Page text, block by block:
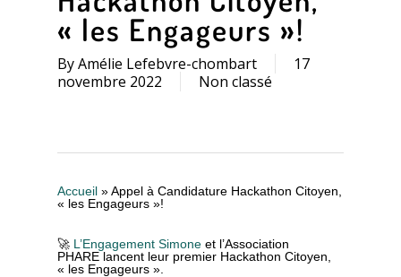
« les Engageurs »!
ByAmélie Lefebvre-chombart
17
novembre 2022
Non classé
Accueil »Appel à Candidature Hackathon Citoyen,
« les Engageurs »!
🚀 L’Engagement Simone et l’Association
PHARE lancent leur premier Hackathon Citoyen,
« les Engageurs ».